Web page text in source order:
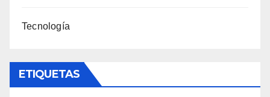
Tecnología
ETIQUETAS